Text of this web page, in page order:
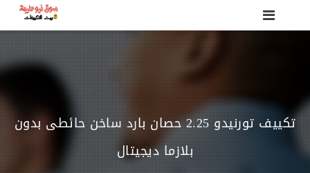
تكييف تورنيدو 2.25 حصان بارد ساخن حائطى بدون
بلازما ديجيتال